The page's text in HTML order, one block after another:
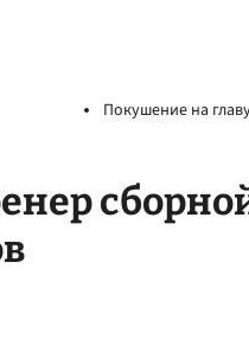
Покушение на